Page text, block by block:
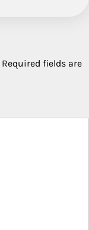
Required fields are